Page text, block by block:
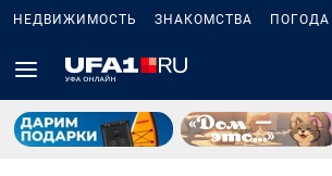
НЕДВИЖИМОСТЬ ЗНАКОМСТВА ПОГОДА